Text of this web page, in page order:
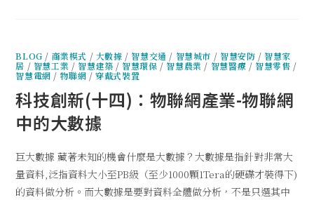
BLOG / 商業模式 / 大數據 /智慧交通 / 智慧城市 / 智慧安防 /智慧家
居 / 智慧工業 /智慧建築 /智慧環保 /智慧農業 / 智慧醫療 / 智慧零售 /
智慧電網 / 物聯網 /穿戴式裝置
科技創新(十四)：物聯網產業-物聯網
中的大數據
巨大數據 藏著未知的機會什麼是大數據？大數據是指針對非常大
量資料,泛指資料大小至PB級（至少1000顆1Tera的硬碟才裝得下)
的資料做分析。而大數據是要對資料全體做分析，不是只選其中